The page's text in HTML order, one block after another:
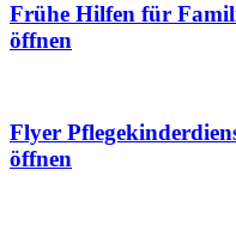
Frühe Hilfen für
öffnen
Flyer
öffnen